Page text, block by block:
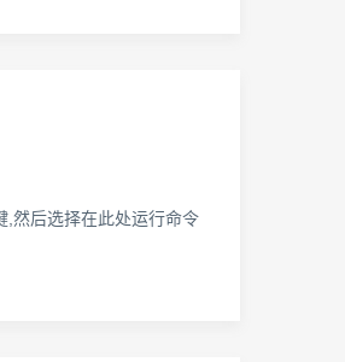
然后选择在此处运行命令